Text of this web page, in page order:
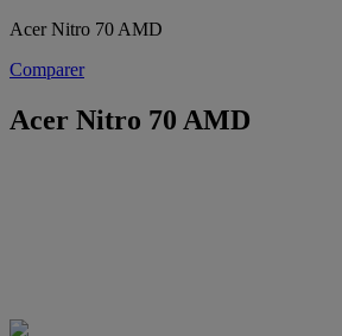
Acer Nitro 70 AMD
Comparer
Acer Nitro 70 AMD